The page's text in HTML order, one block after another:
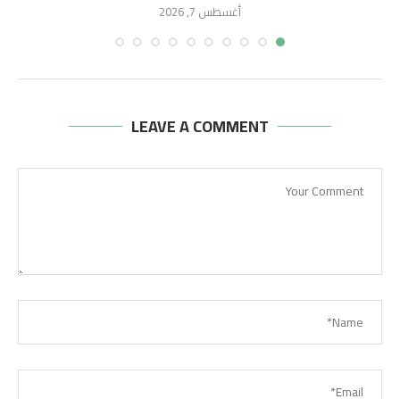
أغسطس 7, 2026
LEAVE A COMMENT